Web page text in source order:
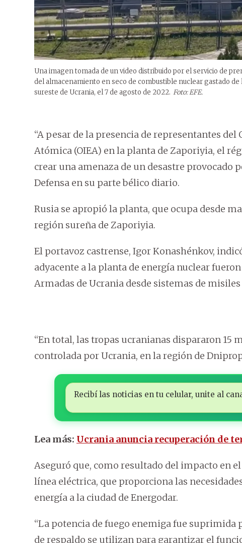
Una imagen tomada de un video distribuido por el servicio de
del almacenamiento en seco de combustible nuclear gastado
sureste de Ucrania, el 7 de agosto de 2022. Foto: EFE.
“A pesar de la presencia de representantes
Atómica (OIEA) en la planta de Zaporiyia, el
crear una amenaza de un desastre provocado
Defensa en su parte bélico diario.
Rusia se apropió la planta, que ocupa desde
región sureña de Zaporiyia.
El portavoz castrense, Igor Konashénkov,
adyacente a la planta de energía nuclear
Armadas de Ucrania desde sistemas de
“En total, las tropas ucranianas dispararon 15
controlada por Ucrania, en la región de
Recibí las noticias en tu celular, unite al
Lea más: Ucrania anuncia recuperación de
Aseguró que, como resultado del impacto en
línea eléctrica, que proporciona las
energía a la ciudad de Energodar.
“La potencia de fuego enemiga fue
de respaldo se utilizan para garantizar el